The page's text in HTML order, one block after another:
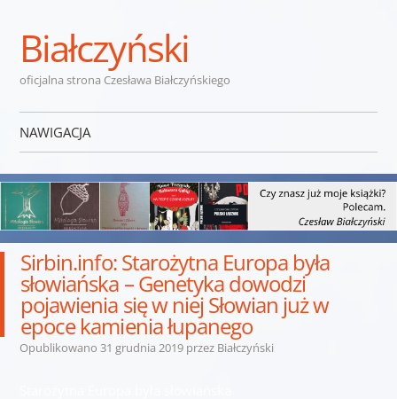
Białczyński
oficjalna strona Czesława Białczyńskiego
NAWIGACJA
Sirbin.info: Starożytna Europa była
słowiańska – Genetyka dowodzi
pojawienia się w niej Słowian już w
epoce kamienia łupanego
Opublikowano 31 grudnia 2019przez Białczyński